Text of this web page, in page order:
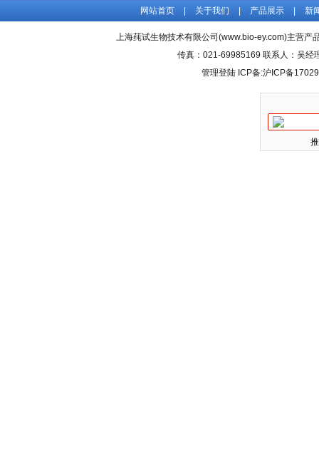
网站首页 关于我们 产品展示 新
上海莼试生物技术有限公司(www.bio-ey.com)主营产
传真：021-69985169 联系人：吴经
管理登陆 ICP备:沪ICP备